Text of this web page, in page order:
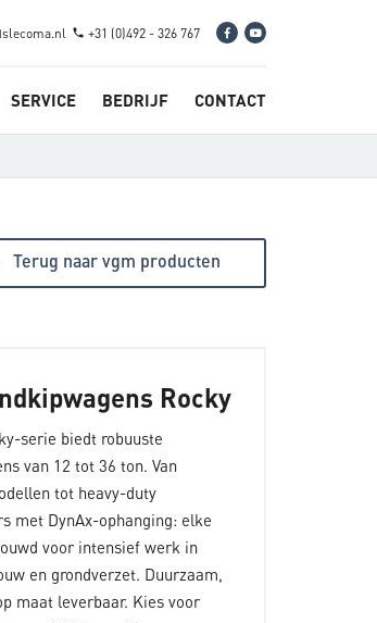
phone +31 (0)492 - 326 767
SERVICE BEDRIJF CONTACT
Terug naar vgm producten
Rocky
serie biedt robuuste
van 12 tot 36 ton. Van
tot heavy-duty
met DynAx-ophanging: elke
voor intensief werk in
en grondverzet. Duurzaam,
maat leverbaar. Kies voor